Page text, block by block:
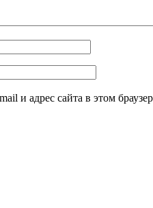
и адрес сайта в этом